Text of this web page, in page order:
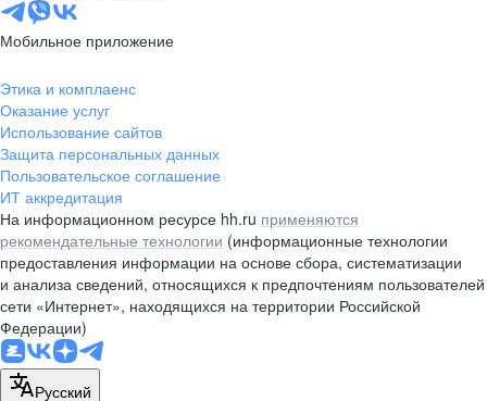
Мобильное приложение
Этика и комплаенс
Оказание услуг
Использование сайтов
Защита персональных данных
Пользовательское соглашение
ИТ аккредитация
На информационном ресурсе hh.ru применяются
рекомендательные технологии (информационные технологии
предоставления информации на основе сбора, систематизации
и анализа сведений, относящихся к предпочтениям пользователей
сети «Интернет», находящихся на территории Российской
Федерации)
Русский